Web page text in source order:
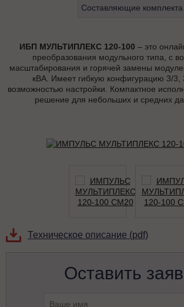
Составляющие комплекта
ИБП МУЛЬТИПЛЕКС 120-100 – это
преобразования модульного типа, с
масштабирования и горячей замены
кВА. Имеет гибкую конфигурацию 3/3,
возможностью настройки. Компактное
решение для небольших и средних
Техническое описание (pdf)
Оставить